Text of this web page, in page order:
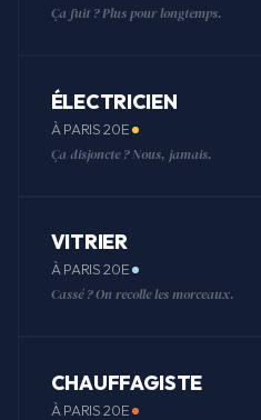
Ça fuit ? Plus pour longtemps.
ÉLECTRICIEN
À PARIS 20E
Ça disjoncte ? Nous, jamais.
VITRIER
À PARIS 20E
Cassé ? On recolle les morceaux.
CHAUFFAGISTE
À PARIS 20E